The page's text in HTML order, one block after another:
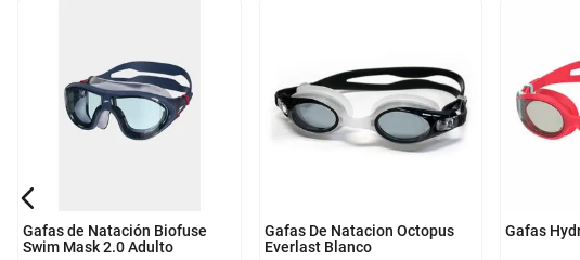
Gafas de Natación Biofuse
Swim Mask 2.0 Adulto
Gafas De Natacion Octopus
Everlast Blanco
Gafas